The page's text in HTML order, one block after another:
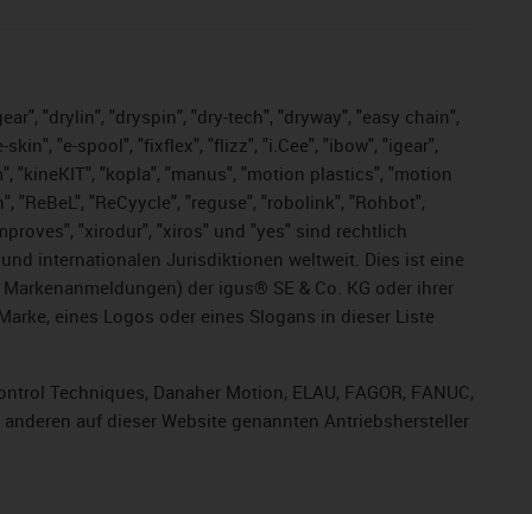
"drylin", "dryspin", "dry-tech", "dryway", "easy chain",
"e-spool", "fixflex", "flizz", "i.Cee", "ibow", "igear",
"kineKIT", "kopla", "manus", "motion plastics", "motion
"ReCyycle", "reguse", "robolink", "Rohbot",
"xirodur", "xiros" und "yes" sind rechtlich
internationalen Jurisdiktionen weltweit. Dies ist eine
der igus® SE & Co. KG oder ihrer
eines Logos oder eines Slogans in dieser Liste
Techniques, Danaher Motion, ELAU, FAGOR, FANUC,
anderen auf dieser Website genannten Antriebshersteller